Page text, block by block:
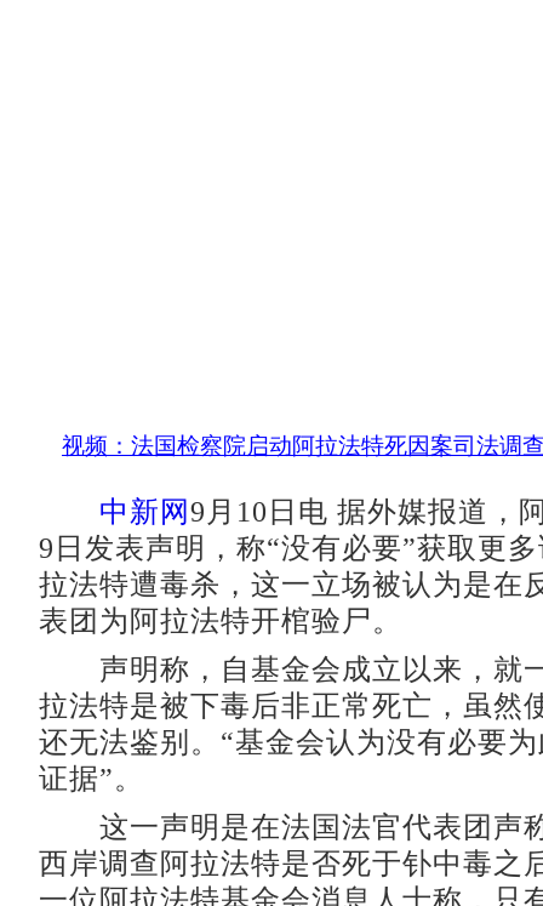
视频：法国检察院启动阿拉法特死因案司法调
中新网 9月10日电 据外媒报道，
9日发表声明，称“没有必要”获取更
拉法特遭毒杀，这一立场被认为是在
表团为阿拉法特开棺验尸。
声明称，自基金会成立以来，就
拉法特是被下毒后非正常死亡，虽然
还无法鉴别。“基金会认为没有必要
证据”。
这一声明是在法国法官代表团声
西岸调查阿拉法特是否死于钋中毒之